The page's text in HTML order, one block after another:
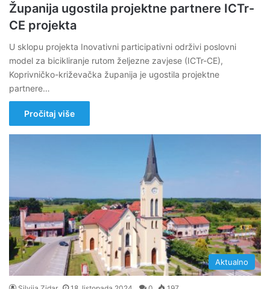
Županija ugostila projektne partnere ICTr-
CE projekta
U sklopu projekta Inovativni participativni održivi poslovni
model za bicikliranje rutom željezne zavjese (ICTr-CE),
Koprivničko-križevačka županija je ugostila projektne
partnere…
Pročitaj više
Aktualno